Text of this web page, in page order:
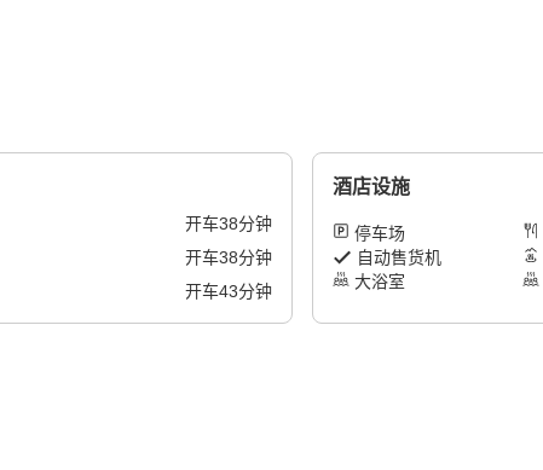
开车38分钟
开车38分钟
开车43分钟
酒店设施
停车场
自动售货机
大浴室